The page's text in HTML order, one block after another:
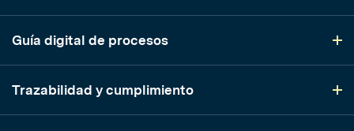
Guía digital de procesos
Trazabilidad y cumplimiento